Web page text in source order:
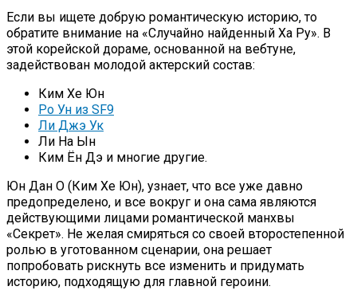
Если вы ищете добрую романтическую историю, то
обратите внимание на «Случайно найденный Ха Ру». В
этой корейской дораме, основанной на вебтуне,
задействован молодой актерский состав:
Ким Хе Юн
Ро Ун из SF9
Ли Джэ Ук
Ли На Ын
Ким Ён Дэ и многие другие.
Юн Дан О (Ким Хе Юн), узнает, что все уже давно
предопределено, и все вокруг и она сама являются
действующими лицами романтической манхвы
«Секрет». Не желая смиряться со своей второстепенной
ролью в уготованном сценарии, она решает
попробовать рискнуть все изменить и придумать
историю, подходящую для главной героини.